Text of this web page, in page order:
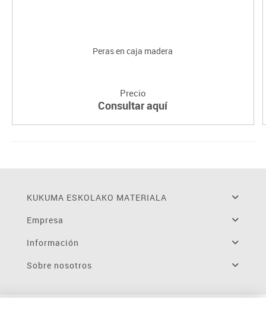
Peras en caja madera
Precio
Consultar aquí
KUKUMA ESKOLAKO MATERIALA
Empresa
Información
Sobre nosotros